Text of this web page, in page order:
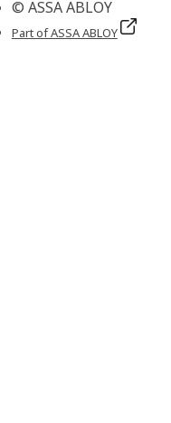
© ASSA ABLOY
Part of ASSA ABLOY